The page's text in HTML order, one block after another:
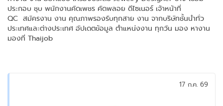
ประกอบ ชุบ พนักงานคัดเพชร คัดพลอย ดีไซเนอร์ เจ้าหน้าที่
QC สมัครงาน งาน คุณภาพรองรับทุกสาย งาน จากบริษัทชั้นนำทั่ว
ประเทศและต่างประเทศ อัปเดตข้อมูล ตำแหน่งงาน ทุกวัน มอง หางาน
มองที่ Thaijob
17 ก.ค. 69